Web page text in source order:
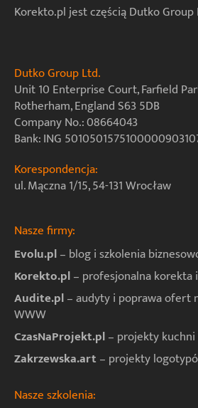
Korekto.pl jest częścią Dutko Group
Dutko Group Ltd.
Unit 10 Enterprise Court, Farfield
Rotherham, England S63 5DB
Company No.: 08664043
Bank: ING
Korespondencja:
ul. Mączna 1/15, 54-131 Wrocław
Nasze firmy:
Evolu.pl– blog i szkolenia
Korekto.pl– profesjonalna
Audite.pl– audyty i poprawa ofert
WWW
CzasNaProjekt.pl– projekty kuchni
Zakrzewska.art – projekty
Nasze szkolenia: